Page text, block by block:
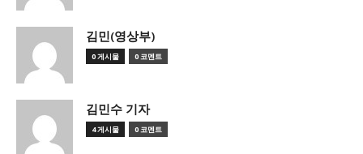
김민(영상부)
0 게시물 0 코멘트
김민수 기자
4 게시물 0 코멘트